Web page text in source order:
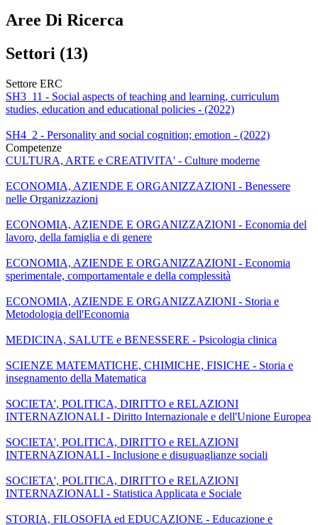
Aree Di Ricerca
Settori (13)
Settore ERC
SH3_11 - Social aspects of teaching and learning, curriculum
studies, education and educational policies - (2022)
SH4_2 - Personality and social cognition; emotion - (2022)
Competenze
CULTURA, ARTE e CREATIVITA' - Culture moderne
ECONOMIA, AZIENDE E ORGANIZZAZIONI - Benessere
nelle Organizzazioni
ECONOMIA, AZIENDE E ORGANIZZAZIONI - Economia del
lavoro, della famiglia e di genere
ECONOMIA, AZIENDE E ORGANIZZAZIONI - Economia
sperimentale, comportamentale e della complessità
ECONOMIA, AZIENDE E ORGANIZZAZIONI - Storia e
Metodologia dell'Economia
MEDICINA, SALUTE e BENESSERE - Psicologia clinica
SCIENZE MATEMATICHE, CHIMICHE, FISICHE - Storia e
insegnamento della Matematica
SOCIETA', POLITICA, DIRITTO e RELAZIONI
INTERNAZIONALI - Diritto Internazionale e dell'Unione Europea
SOCIETA', POLITICA, DIRITTO e RELAZIONI
INTERNAZIONALI - Inclusione e disuguaglianze sociali
SOCIETA', POLITICA, DIRITTO e RELAZIONI
INTERNAZIONALI - Statistica Applicata e Sociale
STORIA, FILOSOFIA ed EDUCAZIONE - Educazione e